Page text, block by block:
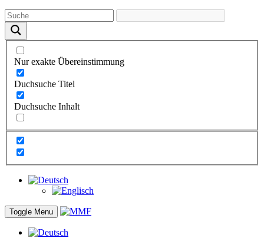
Nur exakte Übereinstimmung
Duchsuche Titel
Duchsuche Inhalt
Toggle Menu